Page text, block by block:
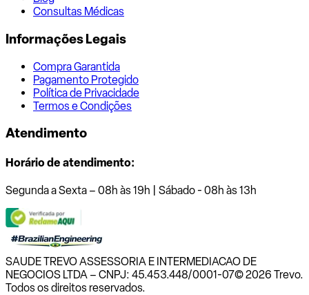
Consultas Médicas
Informações Legais
Compra Garantida
Pagamento Protegido
Política de Privacidade
Termos e Condições
Atendimento
Horário de atendimento:
Segunda a Sexta – 08h às 19h | Sábado - 08h às 13h
SAUDE TREVO ASSESSORIA E INTERMEDIACAO DE
NEGOCIOS LTDA – CNPJ: 45.453.448/0001-07© 2026 Trevo.
Todos os direitos reservados.